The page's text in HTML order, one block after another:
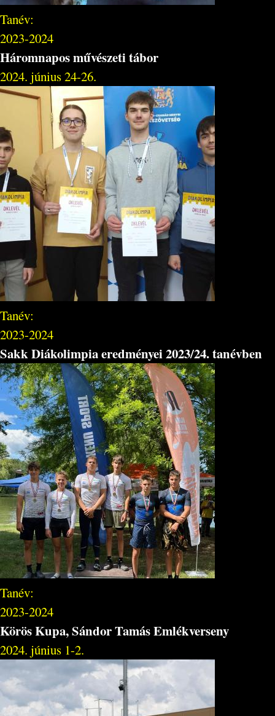
Tanév:
2023-2024
Háromnapos művészeti tábor
2024. június 24-26.
Tanév:
2023-2024
Sakk Diákolimpia eredményei 2023/24. tanévben
Tanév:
2023-2024
Körös Kupa, Sándor Tamás Emlékverseny
2024. június 1-2.